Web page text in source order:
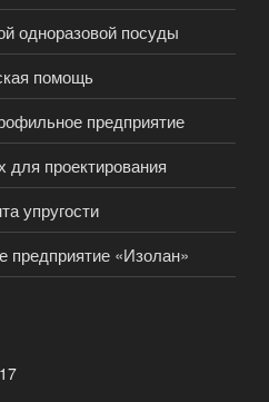
одноразовой посуды
помощь
предприятие
проектирования
упругости
предприятие «Изолан»